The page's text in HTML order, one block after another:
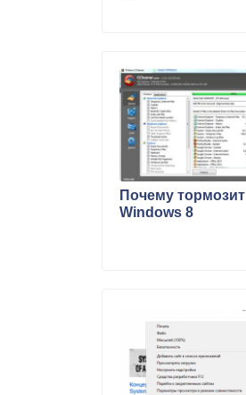
Почему тормозит
Windows 8